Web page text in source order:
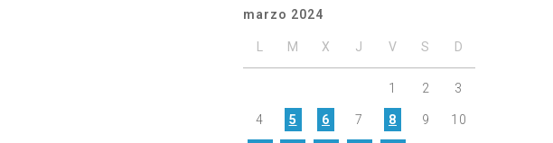
marzo 2024
L M X J V S D
1 2 3
4 5 6 7 8 9 10